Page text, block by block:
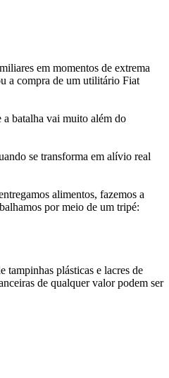
em momentos de extrema
a compra de um utilitário Fiat
a batalha vai muito além do
se transforma em alívio real
alimentos, fazemos a
por meio de um tripé:
plásticas e lacres de
de qualquer valor podem ser